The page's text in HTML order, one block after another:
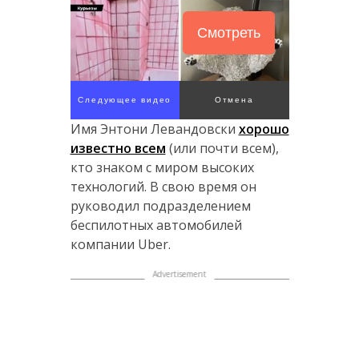
Смотреть
Следующее видео
через 5
Отмена
Имя Энтони Левандовски хорошо
известно всем (или почти всем),
кто знаком с миром высоких
технологий. В свою время он
руководил подразделением
беспилотных автомобилей
компании Uber.